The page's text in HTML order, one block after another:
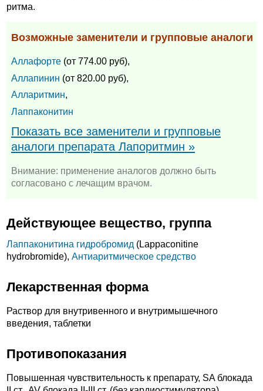
ритма.
Возможные заменители и групповые аналоги
Аллафорте (от 774.00 руб),
Аллапинин (от 820.00 руб),
Алларитмин,
Лаппаконитин
Показать все заменители и групповые
аналоги препарата Лапоритмин »
Внимание: применение аналогов должно быть
согласовано с лечащим врачом.
Действующее вещество, группа
Лаппаконитина гидробромид (Lappaconitine
hydrobromide), Антиаритмическое средство
Лекарственная форма
Раствор для внутривенного и внутримышечного
введения, таблетки
Противопоказания
Повышенная чувствительность к препарату, SA блокада